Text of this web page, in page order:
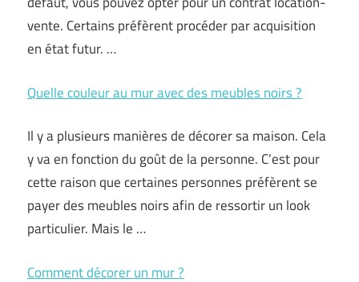
vente. Certains préfèrent procéder par acquisition
en état futur. …
Quelle couleur au mur avec des meubles noirs ?
Il y a plusieurs manières de décorer sa maison. Cela
y va en fonction du goût de la personne. C’est pour
cette raison que certaines personnes préfèrent se
payer des meubles noirs afin de ressortir un look
particulier. Mais le …
Comment décorer un mur ?